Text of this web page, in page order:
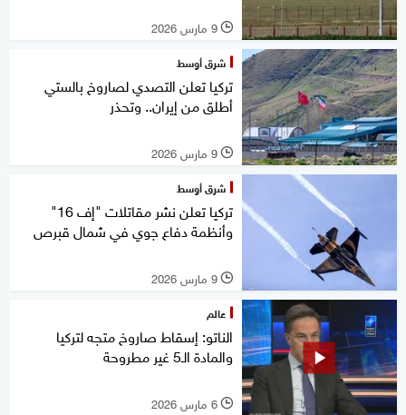
l 9 مارس 2026
شرق أوسط
تركيا تعلن التصدي لصاروخ بالستي
أطلق من إيران.. وتحذر
l 9 مارس 2026
شرق أوسط
تركيا تعلن نشر مقاتلات "إف 16"
وأنظمة دفاع جوي في شمال قبرص
l 9 مارس 2026
عالم
الناتو: إسقاط صاروخ متجه لتركيا
والمادة الـ5 غير مطروحة
l 6 مارس 2026